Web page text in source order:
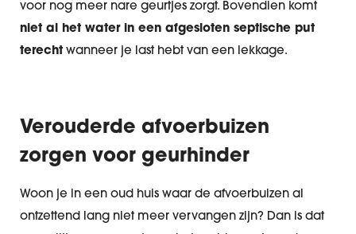
voor nog meer nare geurtjes zorgt. Bovendien komt
niet al het water in een afgesloten septische put
terecht wanneer je last hebt van een lekkage.
Verouderde afvoerbuizen
zorgen voor geurhinder
Woon je in een oud huis waar de afvoerbuizen al
ontzettend lang niet meer vervangen zijn? Dan is dat